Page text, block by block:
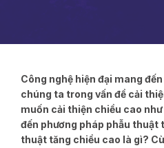
Công nghệ hiện đại mang
chúng ta trong vấn đề cải
muốn cải thiện chiều cao
đến phương pháp phẫu thuật
thuật tăng chiều cao là gì?